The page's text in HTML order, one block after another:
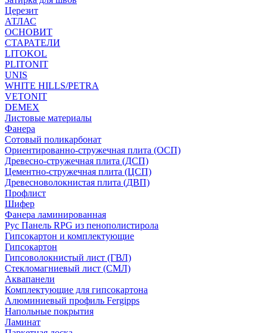
Церезит
АТЛАС
ОСНОВИТ
СТАРАТЕЛИ
LITOKOL
PLITONIT
UNIS
WHITE HILLS/PETRA
VETONIT
DEMEX
Листовые материалы
Фанера
Сотовый поликарбонат
Ориентированно-стружечная плита (ОСП)
Древесно-стружечная плита (ДСП)
Цементно-стружечная плита (ЦСП)
Древесноволокнистая плита (ДВП)
Профлист
Шифер
Фанера ламинированная
Рус Панель RPG из пенополистирола
Гипсокартон и комплектующие
Гипсокартон
Гипсоволокнистый лист (ГВЛ)
Стекломагниевый лист (СМЛ)
Аквапанели
Комплектующие для гипсокартона
Алюминиевый профиль Fergipps
Напольные покрытия
Ламинат